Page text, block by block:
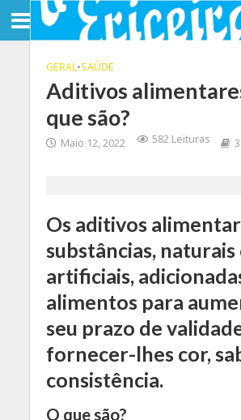
GERAL•SAÚDE
Aditivos
que são?
Maio 12, 2022 582 Leituras
Os aditivos
substâncias, naturais
artificiais,
alimentos para
seu prazo de
fornecer-lhes cor,
consistência.
O que são?